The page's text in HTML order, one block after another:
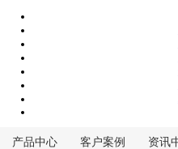
产品中心 客户案例 资讯